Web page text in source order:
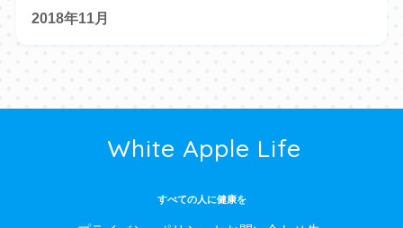
2018年11月
White Apple Life
すべての人に健康を